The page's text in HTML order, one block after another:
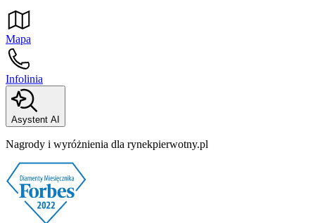
Mapa
Infolinia
Asystent AI
Nagrody i wyróżnienia dla rynekpierwotny.pl